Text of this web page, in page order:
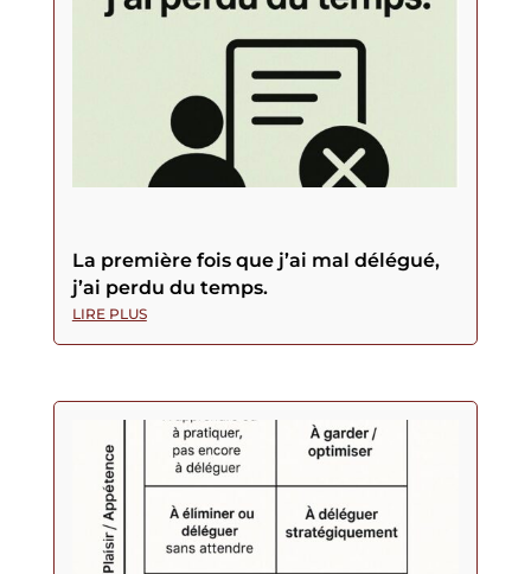
La première fois que j’ai mal délégué,
j’ai perdu du temps.
LIRE PLUS